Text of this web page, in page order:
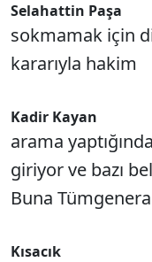
Selahattin Paşa
sokmamak için
kararıyla hakim
Kadir Kayan
arama
giriyor ve bazı
Buna
Kısacık